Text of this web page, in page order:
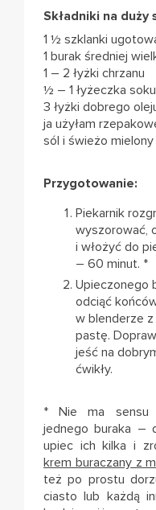
Składniki na duży
1 ½ szklanki
1 burak średniej
1 – 2 łyżki chrzanu
½ – 1 łyżeczka
3 łyżki dobrego
ja użyłam
sól i świeżo
Przygotowanie:
Piekarnik
wyszorować,
i włożyć do
– 60 minut. *
Upieczonego
odciąć
w blenderze z
pastę.
jeść na
ćwikły.
* Nie ma sensu
jednego buraka –
upiec ich kilka i
krem buraczany z
też po prostu
ciasto lub każdą